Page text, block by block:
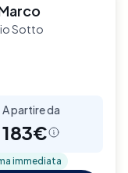
Sotto
A partire da
183€
immediata